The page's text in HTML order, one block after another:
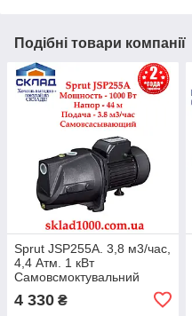
Подібні товари компанії
Sprut JSP255A. 3,8 м3/час,
4,4 Атм. 1 кВт
Самовсмоктувальний
4 330 ₴